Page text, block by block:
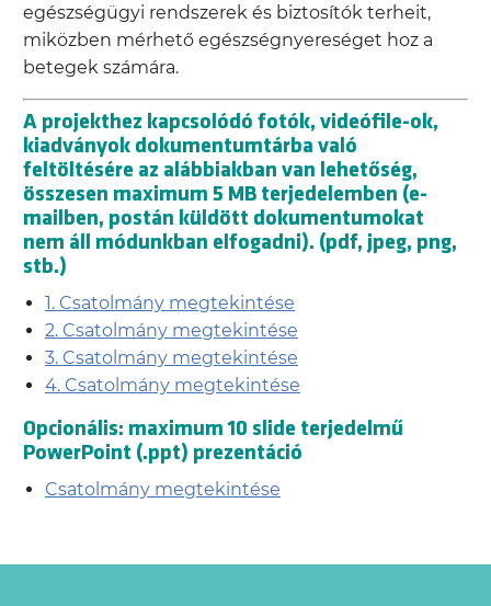
egészségügyi rendszerek és biztosítók terheit,
miközben mérhető egészségnyereséget hoz a
betegek számára.
A projekthez kapcsolódó fotók, videófile-ok,
kiadványok dokumentumtárba való
feltöltésére az alábbiakban van lehetőség,
összesen maximum 5 MB terjedelemben (e-
mailben, postán küldött dokumentumokat
nem áll módunkban elfogadni). (pdf, jpeg, png,
stb.)
1. Csatolmány megtekintése
2. Csatolmány megtekintése
3. Csatolmány megtekintése
4. Csatolmány megtekintése
Opcionális: maximum 10 slide terjedelmű
PowerPoint (.ppt) prezentáció
Csatolmány megtekintése